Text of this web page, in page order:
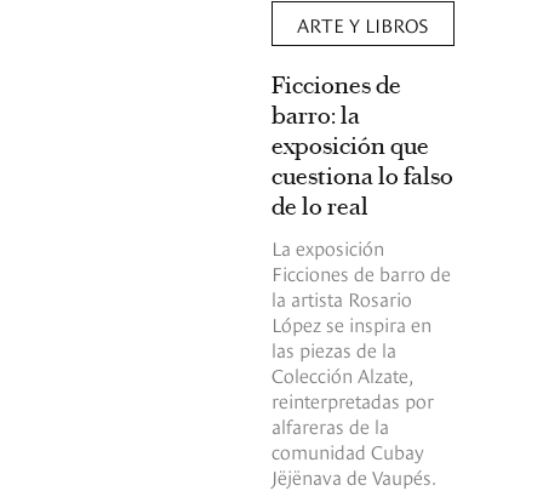
ARTE Y LIBROS
Ficciones de
barro: la
exposición que
cuestiona lo falso
de lo real
La exposición
Ficciones de barro de
la artista Rosario
López se inspira en
las piezas de la
Colección Alzate,
reinterpretadas por
alfareras de la
comunidad Cubay
Jëjënava de Vaupés.